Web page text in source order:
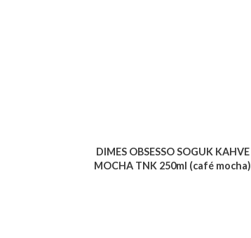
DIMES OBSESSO SOGUK KAHVE
MOCHA TNK 250ml (café mocha)